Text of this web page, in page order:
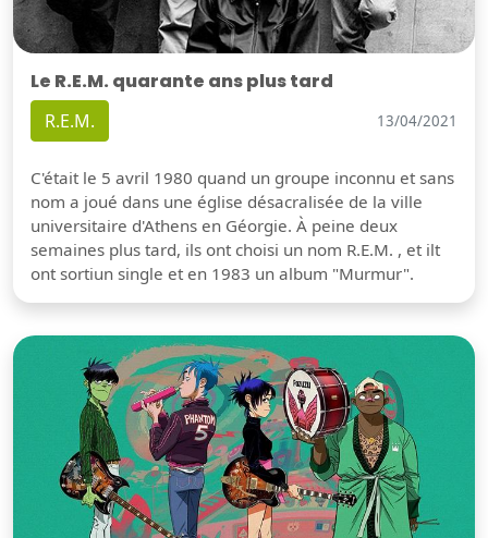
Le R.E.M. quarante ans plus tard
R.E.M. 13/04/2021
C'était le 5 avril 1980 quand un groupe inconnu et sans
nom a joué dans une église désacralisée de la ville
universitaire d'Athens en Géorgie. À peine deux
semaines plus tard, ils ont choisi un nom R.E.M. , et ilt
ont sortiun single et en 1983 un album "Murmur".